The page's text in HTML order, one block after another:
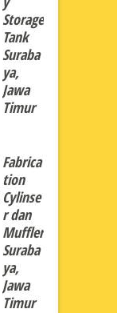
Storage
Tank
Suraba
ya,
Jawa
Timur
Fabrica
tion
Cylinse
r dan
Muffler
Suraba
ya,
Jawa
Timur